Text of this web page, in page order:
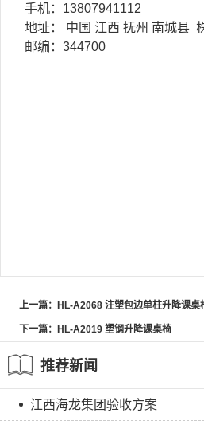
手机：13807941112
地址： 中国 江西 抚州 南城县
邮编：344700
上一篇：HL-A2068 注塑包边单柱升降课桌
下一篇：HL-A2019 塑钢升降课桌椅
推荐新闻
江西海龙集团验收方案